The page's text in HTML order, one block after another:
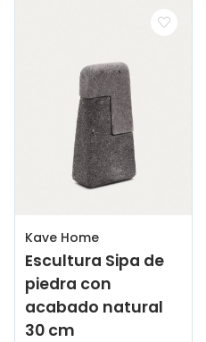
Kave Home
Escultura Sipa de
piedra con
acabado natural
30 cm